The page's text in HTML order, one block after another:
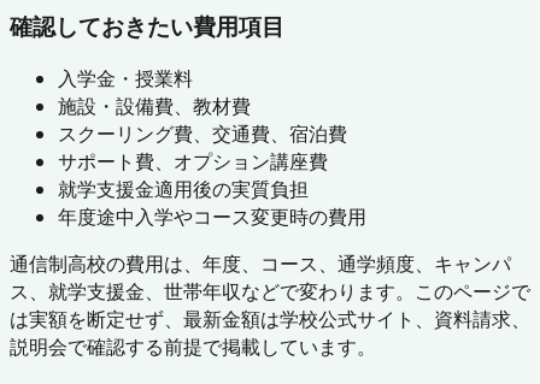
確認しておきたい費用項目
入学金・授業料
施設・設備費、教材費
スクーリング費、交通費、宿泊費
サポート費、オプション講座費
就学支援金適用後の実質負担
年度途中入学やコース変更時の費用
通信制高校の費用は、年度、コース、通学頻度、キャンパ
ス、就学支援金、世帯年収などで変わります。このページで
は実額を断定せず、最新金額は学校公式サイト、資料請求、
説明会で確認する前提で掲載しています。